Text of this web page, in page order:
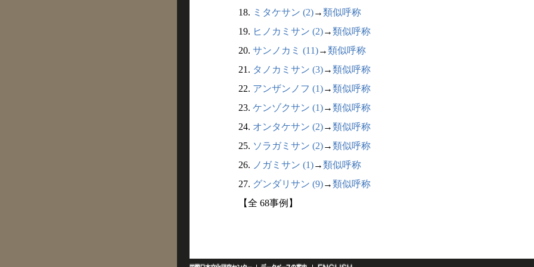
18. ミタケサン (2)→類似呼称
19. ヒノカミサン (2)→類似呼称
20. サンノカミ (11)→類似呼称
21. タノカミサン (3)→類似呼称
22. アンザンノフ (1)→類似呼称
23. ケンゾクサン (1)→類似呼称
24. オンタケサン (2)→類似呼称
25. ソラガミサン (2)→類似呼称
26. ノガミサン (1)→類似呼称
27. グンダリサン (9)→類似呼称
【全 68事例】